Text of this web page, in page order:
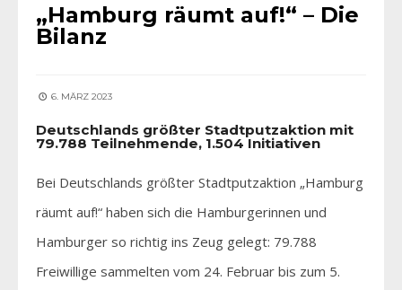
„Hamburg räumt auf!“ – Die
Bilanz
6. MÄRZ 2023
Deutschlands größter Stadtputzaktion mit
79.788 Teilnehmende, 1.504 Initiativen
Bei Deutschlands größter Stadtputzaktion „Hamburg
räumt auf!“ haben sich die Hamburgerinnen und
Hamburger so richtig ins Zeug gelegt: 79.788
Freiwillige sammelten vom 24. Februar bis zum 5.